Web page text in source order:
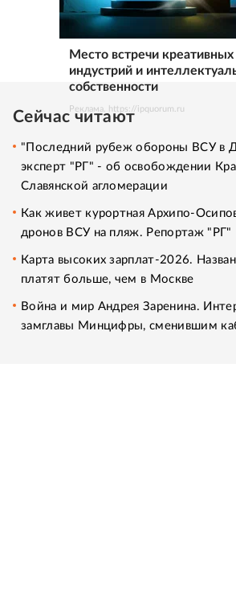
Место встречи креативных
индустрий и
собственности
Реклама. https://ipquorum.ru
Сейчас читают
"Последний рубеж обороны ВСУ в
эксперт "РГ" - об освобождении
Славянской агломерации
Как живет курортная Архипо-
дронов ВСУ на пляж. Репортаж "РГ"
Карта высоких зарплат-2026.
платят больше, чем в Москве
Война и мир Андрея Заренина.
замглавы Минцифры, сменившим